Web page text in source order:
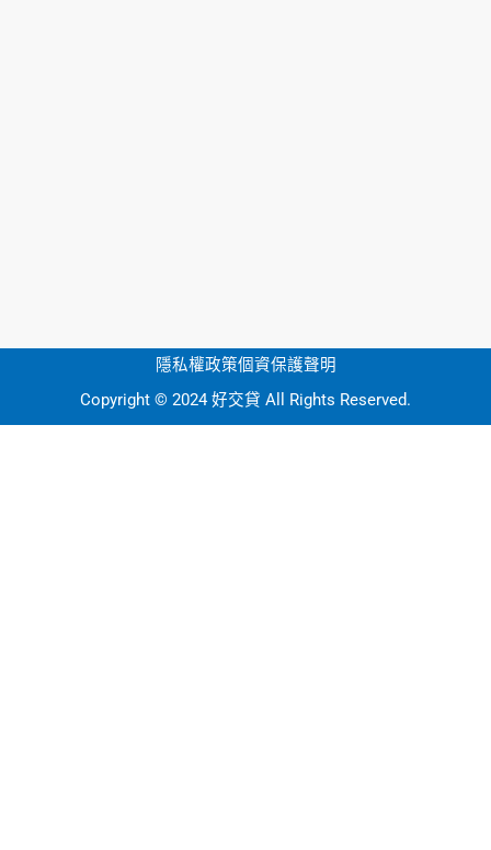
隱私權政策個資保護聲明
Copyright © 2024 好交貸 All Rights Reserved.